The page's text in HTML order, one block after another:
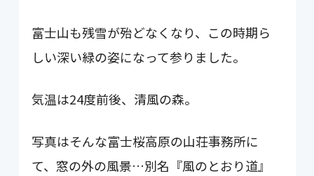
富士山も残雪が殆どなくなり、この時期ら
しい深い緑の姿になって参りました。
気温は24度前後、清風の森。
写真はそんな富士桜高原の山荘事務所に
て、窓の外の風景…別名『風のとおり道』